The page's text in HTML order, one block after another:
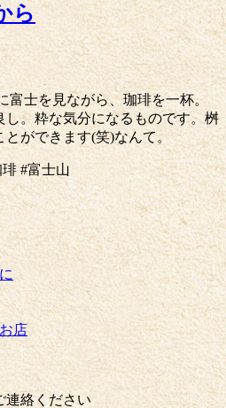
ら
富士を見ながら、珈琲を一杯。
。粋な気分になるものです。桝
とができます(笑)なんて。
#富士山
店
連絡ください